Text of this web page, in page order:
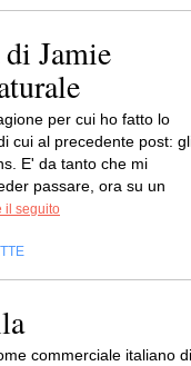
Jamie
per cui ho fatto lo
cui al precedente post:
E' da tanto che mi
passare, ora su un
il seguito
commerciale italiano di